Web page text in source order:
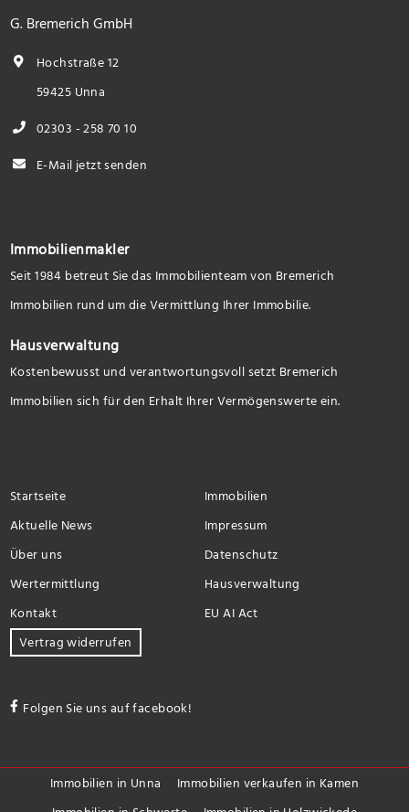
G. Bremerich GmbH
Hochstraße 12
59425 Unna
02303 - 258 70 10
E-Mail jetzt senden
Immobilienmakler
Seit 1984 betreut Sie das Immobilienteam von Bremerich
Immobilien rund um die Vermittlung Ihrer Immobilie.
Hausverwaltung
Kostenbewusst und verantwortungsvoll setzt Bremerich
Immobilien sich für den Erhalt Ihrer Vermögenswerte ein.
Startseite
Immobilien
Aktuelle News
Impressum
Über uns
Datenschutz
Wertermittlung
Hausverwaltung
Kontakt
EU AI Act
Vertrag widerrufen
Folgen Sie uns auf facebook!
Immobilien in Unna
Immobilien verkaufen in Kamen